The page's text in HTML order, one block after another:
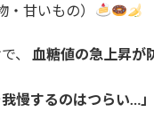
・甘いもの）
、 血糖値の急上昇が
慢するのはつらい…」